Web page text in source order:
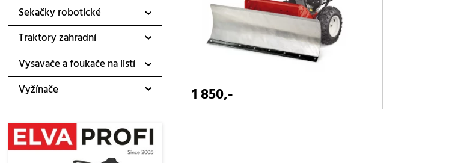
Sekačky robotické
Traktory zahradní
Vysavače a foukače na listí
Vyžínače
1 850,-